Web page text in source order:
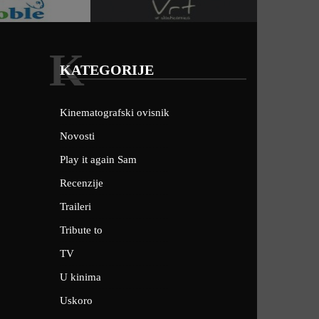
KATEGORIJE
K
Kinematografski ovisnik
Novosti
Play it again Sam
Recenzije
Traileri
Tribute to
TV
U kinima
Uskoro